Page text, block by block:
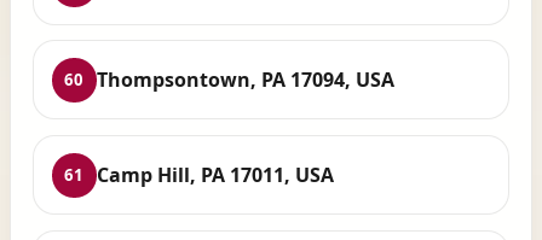
60 Thompsontown, PA 17094, USA
61 Camp Hill, PA 17011, USA